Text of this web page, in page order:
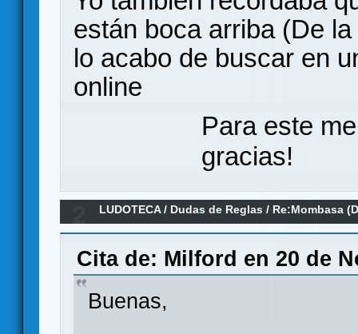
están boca arriba (De
lo acabo de buscar en
online
Para este
gracias!
LUDOTECA/ Dudas de Reglas / Re:Mombasa
Cita de: Milford en 20 de
Buenas,